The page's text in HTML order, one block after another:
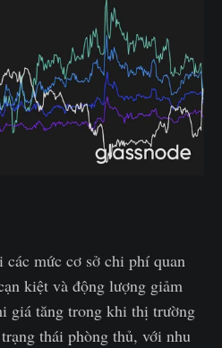
mức cơ sở chi phí quan
kiệt và động lượng giảm
giá tăng trong khi thị trường
thái phòng thủ, với nhu